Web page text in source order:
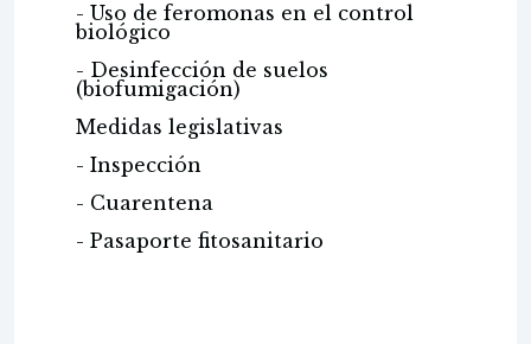
- Uso de feromonas en el control
biológico
- Desinfección de suelos
(biofumigación)
Medidas legislativas
- Inspección
- Cuarentena
- Pasaporte fitosanitario